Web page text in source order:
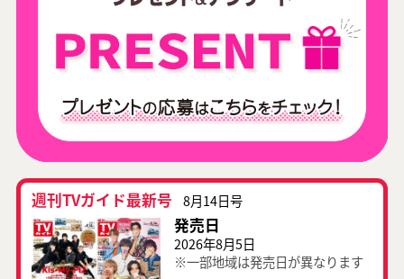
週刊TVガイド最新号 8月14日号
発売日
2026年8月5日
※一部地域は発売日が異なります